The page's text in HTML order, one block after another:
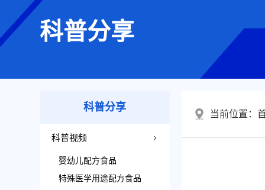
科普分享
科普分享
科普视频
婴幼儿配方食品
特殊医学用途配方食品
当前位置：